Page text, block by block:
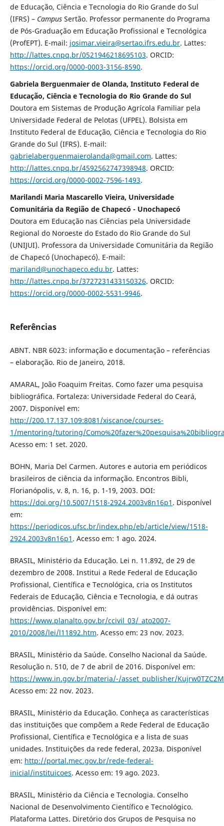
de Educação, Ciência e Tecnologia do Rio Grande do Sul
(IFRS) – CampusSertão. Professor permanente do Programa
de Pós-Graduação em Educação Profissional e Tecnológica
(ProfEPT). E-mail: josimar.vieira@sertao.ifrs.edu.br. Lattes:
http://lattes.cnpq.br/0521946218695103. ORCID:
https://orcid.org/0000-0003-3156-8590.
Gabriela Berguenmaier de Olanda, Instituto Federal de
Educação, Ciência e Tecnologia do Rio Grande do Sul
Doutora em Sistemas de Produção Agrícola Familiar pela
Universidade Federal de Pelotas (UFPEL). Bolsista em
Instituto Federal de Educação, Ciência e Tecnologia do Rio
Grande do Sul (IFRS). E-mail:
gabrielaberguenmaierolanda@gmail.com. Lattes:
http://lattes.cnpq.br/4592562747398948. ORCID:
https://orcid.org/0000-0002-7596-1493.
Marilandi Maria Mascarello Vieira, Universidade
Comunitária da Região de Chapecó - Unochapecó
Doutora em Educação nas Ciências pela Universidade
Regional do Noroeste do Estado do Rio Grande do Sul
(UNIJUI). Professora da Universidade Comunitária da Região
de Chapecó (Unochapecó). E-mail:
mariland@unochapeco.edu.br. Lattes:
http://lattes.cnpq.br/3727231433150326. ORCID:
https://orcid.org/0000-0002-5531-9946.
Referências
ABNT. NBR 6023: informação e documentação – referências
– elaboração. Rio de Janeiro, 2018.
AMARAL, João Foaquim Freitas. Como fazer uma pesquisa
bibliográfica. Fortaleza: Universidade Federal do Ceará,
2007. Disponível em:
http://200.17.137.109:8081/xiscanoe/courses-
1/mentoring/tutoring/
Acesso em: 1 set. 2020.
BOHN, Maria Del Carmen. Autores e autoria em periódicos
brasileiros de ciência da informação. Encontros Bibli,
Florianópolis, v. 8, n. 16, p. 1-19, 2003. DOI:
https://doi.org/10.5007/1518-2924.2003v8n16p1 . Disponível
em:
https://periodicos.ufsc.br/index.php/eb/article/view/1518-
2924.2003v8n16p1 . Acesso em: 1 ago. 2024.
BRASIL, Ministério da Educação. Lei n. 11.892, de 29 de
dezembro de 2008. Institui a Rede Federal de Educação
Profissional, Científica e Tecnológica, cria os Institutos
Federais de Educação, Ciência e Tecnologia, e dá outras
providências. Disponível em:
https://www.planalto.gov.br/ccivil_03/_ato2007-
2010/2008/lei/l11892.htm. Acesso em: 23 nov. 2023.
BRASIL, Ministério da Saúde. Conselho Nacional da Saúde.
Resolução n. 510, de 7 de abril de 2016. Disponível em:
https://www.in.gov.br/materia/-/asset_publisher/
Acesso em: 22 nov. 2023.
BRASIL, Ministério da Educação. Conheça as características
das instituições que compõem a Rede Federal de Educação
Profissional, Científica e Tecnológica e a lista de suas
unidades. Instituições da rede federal, 2023a. Disponível
em: http://portal.mec.gov.br/rede-federal-
inicial/instituicoes. Acesso em: 19 ago. 2023.
BRASIL, Ministério da Ciência e Tecnologia. Conselho
Nacional de Desenvolvimento Científico e Tecnológico.
Plataforma Lattes. Diretório dos Grupos de Pesquisa no